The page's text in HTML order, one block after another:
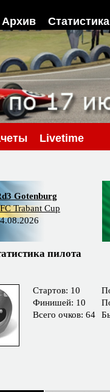
Архив Статистика
Livetime
Gotenburg
Trabant Cup
пилота
Cтартов: 10
Финишей: 10
Всего очков: 64